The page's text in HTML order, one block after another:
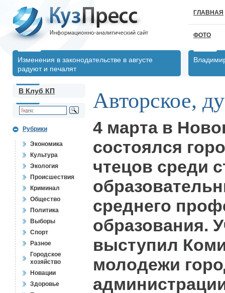
ГЛАВНАЯ
ФОТО
Изменения в законодательстве в августе
радуют и печалят
В Клуб КП
Рубрики
Экономика
Культура
Экология
Происшествия
Криминал
Общество
Политика
Выборы
Спорт
Разное
Городское
хозяйство
Новации
Здоровье
Авторское,
4 марта в
состоялся
чтецов среди
среднего
образования.
выступил
молодежи